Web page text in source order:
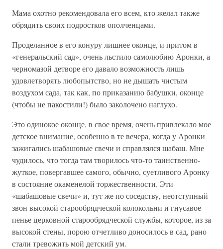
Мама охотно рекомендовала его всем, кто желал также
обрядить своих подростков ополченцами.
Проделанное в его конуру лишнее оконце, и притом в
«генеральский сад», очень льстило самолюбию Аронки, а
черномазой детворе его давало возможность лишь
удовлетворять любопытство, но не дышать чистым
воздухом сада, так как, по приказанию бабушки, оконце
(чтобы не пакостили!) было заколочено наглухо.
Это одинокое оконце, в свое время, очень привлекало мое
детское внимание, особенно в те вечера, когда у Аронки
зажигались шабашовые свечи и справлялся шабаш. Мне
чудилось, что тогда там творилось что-то таинственно-
жуткое, повергавшее самого, обычно, суетливого Аронку
в состояние окаменелой торжественности. Эти
«шабашовые свечи» и, тут же по соседству, неотступный
звон высокой старообрядческой колокольни и гнусавое
пенье церковной старообрядческой службы, которое, из за
высокой стены, порою отчетливо доносилось в сад, рано
стали тревожить мой детский ум.